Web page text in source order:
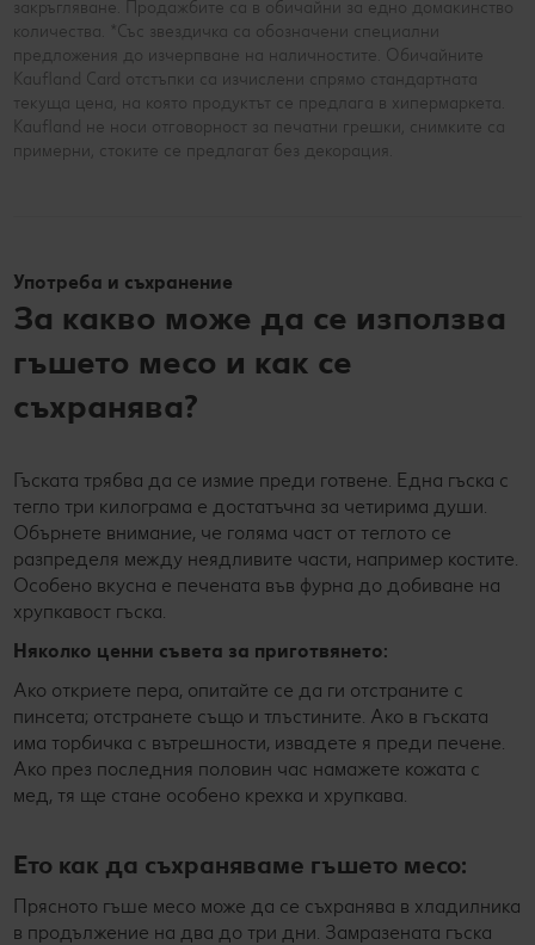
закръгляване. Продажбите са в обичайни за едно домакинство
количества. *Със звездичка са обозначени специални
предложения до изчерпване на наличностите. Обичайните
Kaufland Card отстъпки са изчислени спрямо стандартната
текуща цена, на която продуктът се предлага в хипермаркета.
Kaufland не носи отговорност за печатни грешки, снимките са
примерни, стоките се предлагат без декорация.
Употреба и съхранение
За какво може да се използва
гъшето месо и как се
съхранява?
Гъската трябва да се измие преди готвене. Една гъска с
тегло три килограма е достатъчна за четирима души.
Обърнете внимание, че голяма част от теглото се
разпределя между неядливите части, например костите.
Особено вкусна е печената във фурна до добиване на
хрупкавост гъска.
Няколко ценни съвета за приготвянето:
Ако откриете пера, опитайте се да ги отстраните с
пинсета; отстранете също и тлъстините. Ако в гъската
има торбичка с вътрешности, извадете я преди печене.
Ако през последния половин час намажете кожата с
мед, тя ще стане особено крехка и хрупкава.
Ето как да съхраняваме гъшето месо:
Прясното гъше месо може да се съхранява в хладилника
в продължение на два до три дни. Замразената гъска